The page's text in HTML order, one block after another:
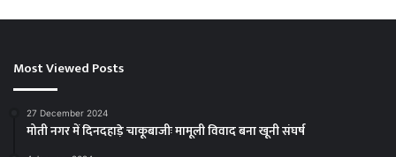
युवा
Most Viewed Posts
27 December 2024
मोती नगर में दिनदहाड़े चाकूबाजीः मामूली विवाद बना खूनी संघर्ष